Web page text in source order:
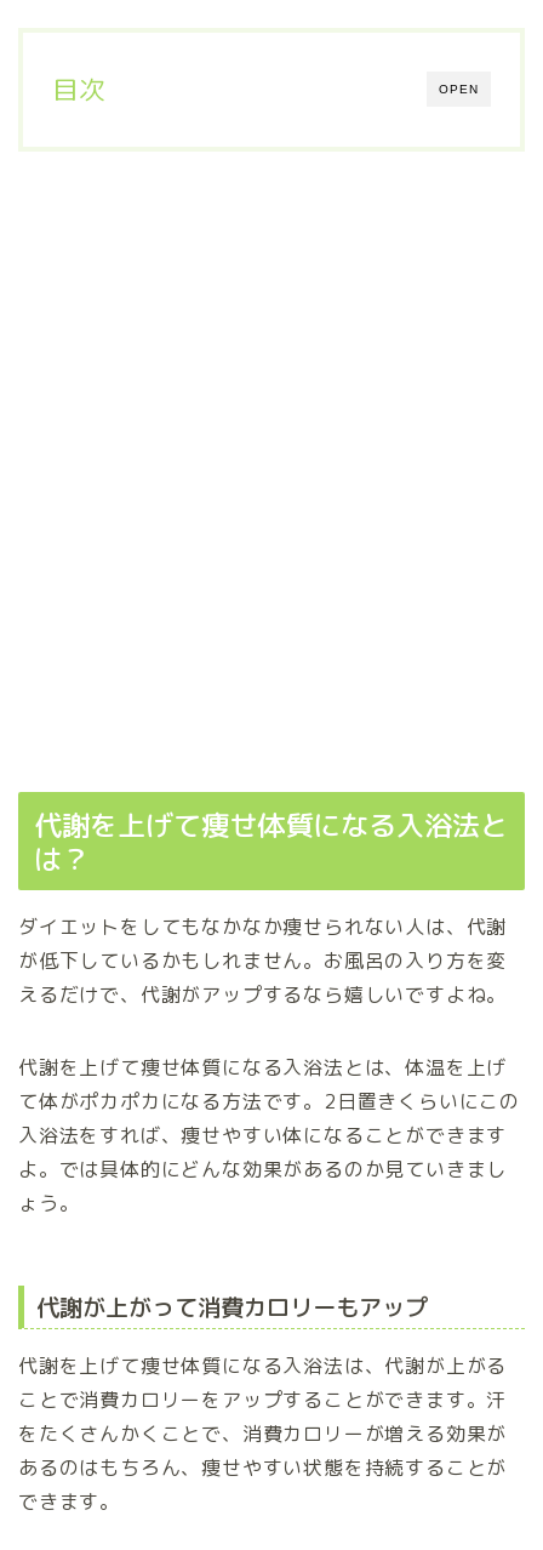
OPEN
目次
代謝を上げて痩せ体質になる入浴法と
は？
ダイエットをしてもなかなか痩せられない人は、代謝
が低下しているかもしれません。お風呂の入り方を変
えるだけで、代謝がアップするなら嬉しいですよね。
代謝を上げて痩せ体質になる入浴法とは、体温を上げ
て体がポカポカになる方法です。2日置きくらいにこの
入浴法をすれば、痩せやすい体になることができます
よ。では具体的にどんな効果があるのか見ていきまし
ょう。
代謝が上がって消費カロリーもアップ
代謝を上げて痩せ体質になる入浴法は、代謝が上がる
ことで消費カロリーをアップすることができます。汗
をたくさんかくことで、消費カロリーが増える効果が
あるのはもちろん、痩せやすい状態を持続することが
できます。